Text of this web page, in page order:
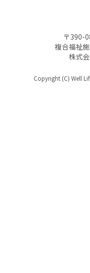
〒390-
複合福祉
株式
Copyright (C) Well